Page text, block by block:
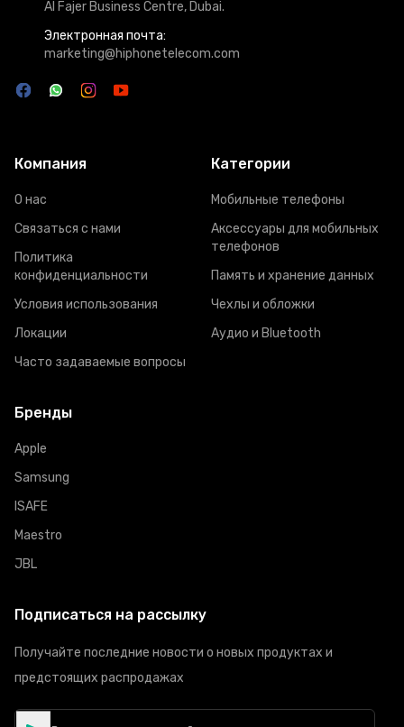
Al Fajer Business Centre, Dubai.
Электронная почта:
marketing@hiphonetelecom.com
Компания
О нас
Связаться с нами
Политика
конфиденциальности
Условия использования
Локации
Часто задаваемые вопросы
Категории
Мобильные телефоны
Аксессуары для мобильных
телефонов
Память и хранение данных
Чехлы и обложки
Аудио и Bluetooth
Бренды
Apple
Samsung
ISAFE
Maestro
JBL
Подписаться на рассылку
Получайте последние новости о новых продуктах и
предстоящих распродажах